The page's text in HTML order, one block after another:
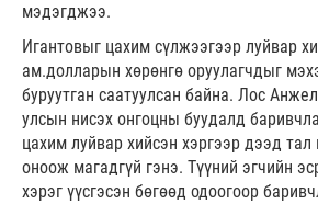
мэдэгджээ.
Игантовыг цахим сүлжээгээр луйвар
ам.долларын хөрөнгө оруулагчдыг
буруутган саатуулсан байна. Лос
улсын нисэх онгоцны буудалд
цахим луйвар хийсэн хэргээр дээд
оноож магадгүй гэнэ. Түүний эгчийн
хэрэг үүсгэсэн бөгөөд одоогоор